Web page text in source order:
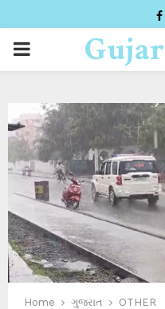
PRIMARY
Home ગુજરાત
OTHER